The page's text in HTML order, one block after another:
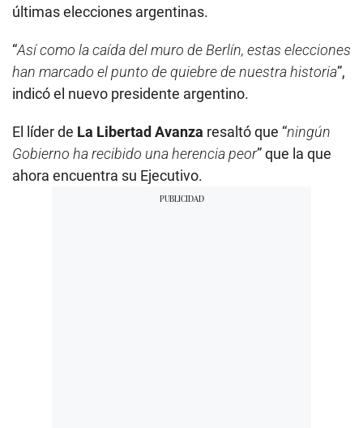
últimas elecciones argentinas.
“Así como la caída del muro de Berlín, estas elecciones
han marcado el punto de quiebre de nuestra historia”,
indicó el nuevo presidente argentino.
El líder de La Libertad Avanza resaltó que “ningún
Gobierno ha recibido una herencia peor” que la que
ahora encuentra su Ejecutivo.